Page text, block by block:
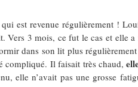
est revenue régulièrement !
Vers 3 mois, ce fut le cas et elle
dans son lit plus
compliqué. Il faisait très chaud,
elle n’avait pas une grosse